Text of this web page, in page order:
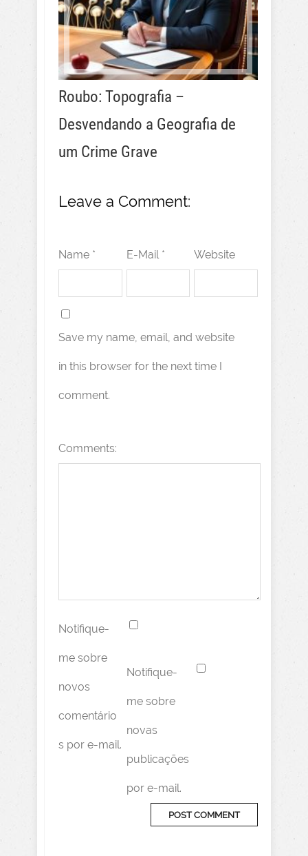
Roubo: Topografia –
Desvendando a Geografia de
um Crime Grave
Leave a Comment:
Name * E-Mail * Website
Save my name, email, and website
in this browser for the next time I
comment.
Comments:
Notifique-
me sobre
novos
comentário
s por e-mail.
Notifique-
me sobre
novas
publicações
por e-mail.